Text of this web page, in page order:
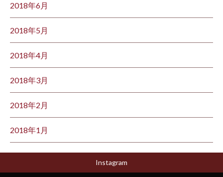
2018年6月
2018年5月
2018年4月
2018年3月
2018年2月
2018年1月
Instagram